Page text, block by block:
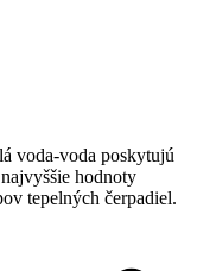
voda-voda poskytujú
hodnoty
tepelných čerpadiel.